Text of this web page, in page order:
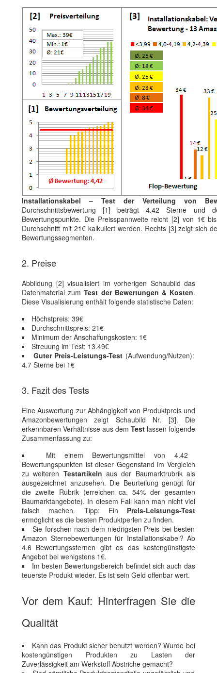
Installationskabel – Test der Verteilung von
Durchschnittsbewertung [1] beträgt 4.42 Sterne
Bewertungspunkte. Die Preisspannweite reicht [2] von 1€
Durchschnitt mit 21€ kalkuliert werden. Rechts [3] zeigt sich
Bewertungssegmenten.
2. Preise
Abbildung [2] visualisiert im vorherigen Schaubild das
Datenmaterial zumTest der Bewertungen & Kosten.
Diese Visualisierung enthält folgende statistische Daten:
Höchstpreis: 39€
Durchschnittspreis: 21€
Minimum der Anschaffungskosten: 1€
Streuung im Test: 13.49€
Guter Preis-Leistungs-Test (Aufwendung/Nutzen):
4.7 Sterne bei 1€
3. Fazit des Tests
Eine Auswertung zur Abhängigkeit von Produktpreis und
Amazonbewertungen zeigt Schaubild Nr. [3]. Die
erkennbaren Verhältnisse aus dem Test lassen folgende
Zusammenfassung zu:
Mit einem Bewertungsmittel von 4.42
Bewertungspunkten ist dieser Gegenstand im Vergleich
zu weiteren Testartikeln aus der Baumarktrubrik als
ausgezeichnet anzusehen. Die Beurteilung genügt für
die zweite Rubrik (erreichen ca. 54% der gesamten
Baumarktangebote). In diesem Fall kann man nicht viel
falsch machen. Tipp: Ein Preis-Leistungs-Test
ermöglicht es die besten Produktperlen zu finden.
Sie forschen nach dem niedrigsten Preis bei besten
Amazon Sternebewertungen für Installationskabel? Ab
4.6 Bewertungssternen gibt es das kostengünstigste
Angebot bei wenigstens 1€.
Im besten Bewertungsbereich befindet sich auch das
teuerste Produkt wieder. Es ist sein Geld offenbar wert.
Vor dem Kauf: Hinterfragen Sie die
Qualität
Kann das Produkt sicher benutzt werden? Wurde bei
kostengünstigen Produkten zu Lasten der
Zuverlässigkeit am Werkstoff Abstriche gemacht?